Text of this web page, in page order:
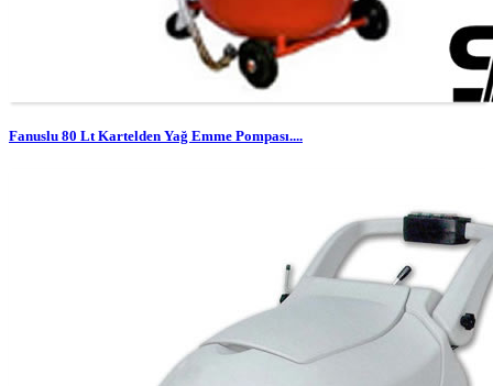
Fanuslu 80 Lt Kartelden Yağ Emme Pompası....